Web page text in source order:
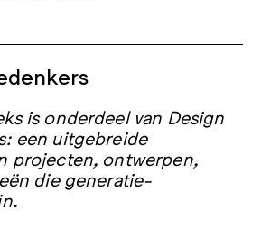
is onderdeel van Design
een uitgebreide
projecten, ontwerpen,
die generatie-